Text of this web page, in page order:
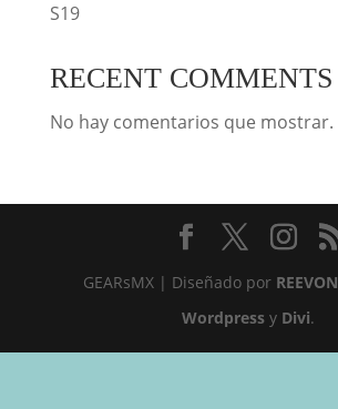
S19
RECENT COMMENTS
No hay comentarios que mostrar.
GEARsMX | Diseñado por REEVON
Wordpressy Divi.